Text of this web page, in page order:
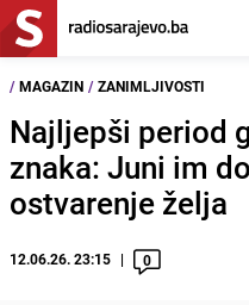
/ MAGAZIN / ZANIMLJIVOSTI
Najljepši period
znaka: Juni im
ostvarenje želja
12.06.26. 23:15 0